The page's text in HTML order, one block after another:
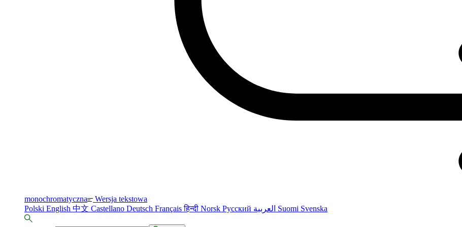
monochromatyczna Wersja tekstowa
Polski English 中文 Castellano Deutsch Françaisहिन्दी Norsk Русский Suomi Svenska